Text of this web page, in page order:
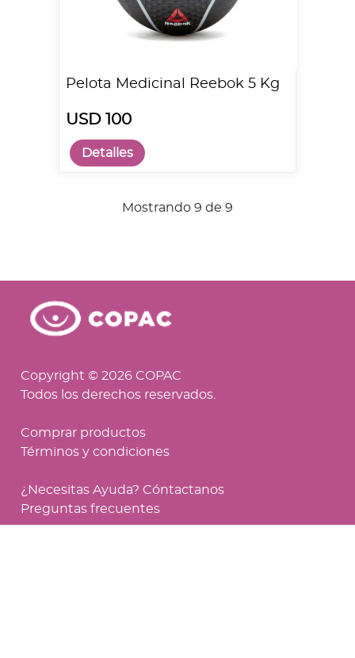
Pelota Medicinal Reebok 5 Kg
USD 100
Detalles
Mostrando 9 de 9
Copyright © 2026 COPAC
Todos los derechos reservados.
Comprar productos
Términos y condiciones
¿Necesitas Ayuda? Cóntactanos
Preguntas frecuentes